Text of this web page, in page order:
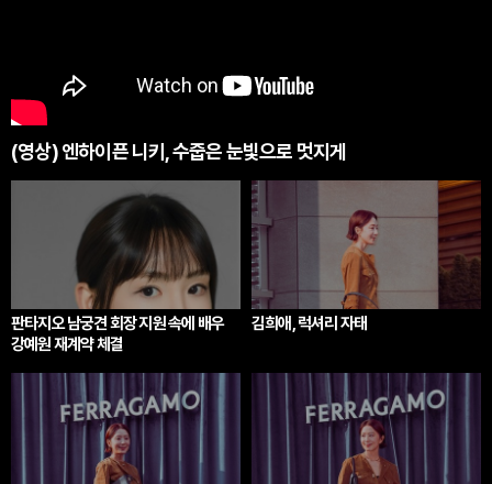
(영상) 엔하이픈 니키, 수줍은 눈빛으로 멋지게
판타지오 남궁견 회장 지원 속에 배우
강예원 재계약 체결
김희애, 럭셔리 자태